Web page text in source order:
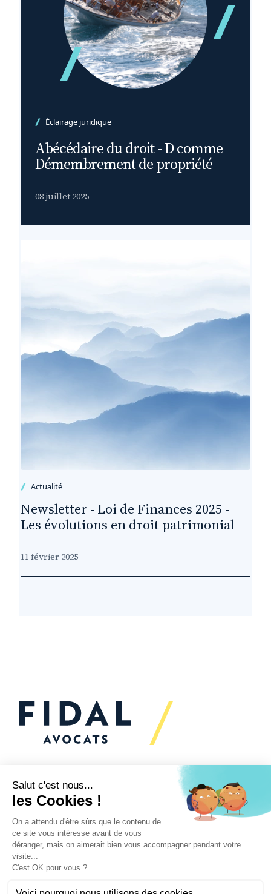
Éclairage juridique
Abécédaire du droit - D comme
Démembrement de propriété
08 juillet 2025
Actualité
Newsletter - Loi de Finances 2025 -
Les évolutions en droit patrimonial
11 février 2025
Vous souhaitez échanger
avec nous ?
Nous sommes
à votre écoute